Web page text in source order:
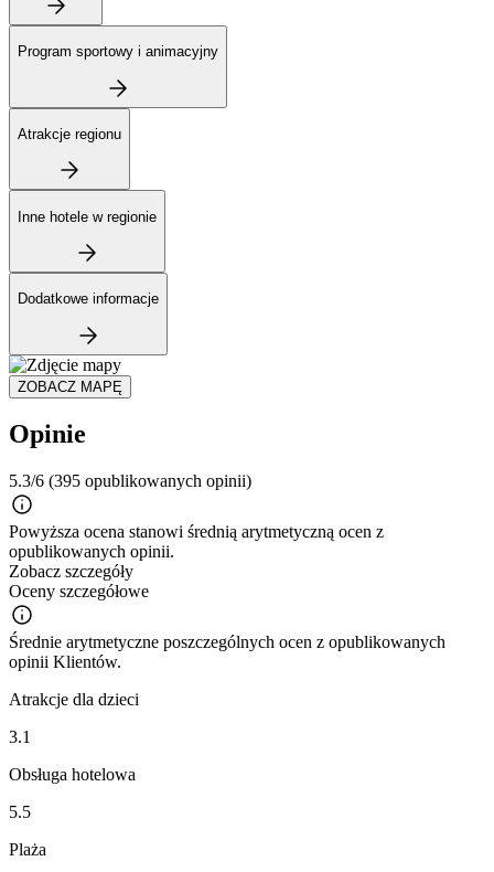
Program sportowy i animacyjny
Atrakcje regionu
Inne hotele w regionie
Dodatkowe informacje
ZOBACZ MAPĘ
Opinie
5.3/6 (395 opublikowanych opinii)
Powyższa ocena stanowi średnią arytmetyczną ocen z
opublikowanych opinii.
Zobacz szczegóły
Oceny szczegółowe
Średnie arytmetyczne poszczególnych ocen z opublikowanych
opinii Klientów.
Atrakcje dla dzieci
3.1
Obsługa hotelowa
5.5
Plaża